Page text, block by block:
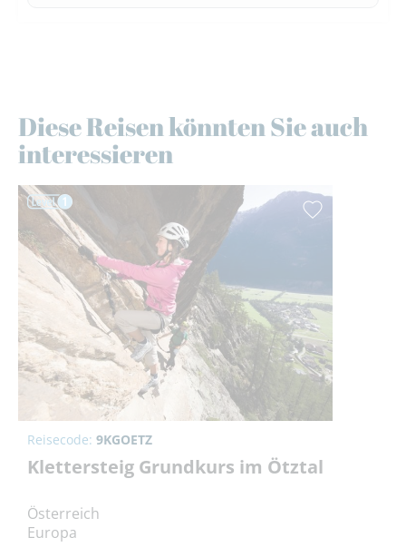
Diese Reisen könnten Sie auch
interessieren
Reisecode: 9KGOETZ
Klettersteig Grundkurs im Ötztal
Österreich
Europa